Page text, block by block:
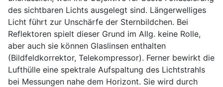
des sichtbaren Lichts ausgelegt sind. Längerwelliges
Licht führt zur Unschärfe der Sternbildchen. Bei
Reflektoren spielt dieser Grund im Allg. keine Rolle,
aber auch sie können Glaslinsen enthalten
(Bildfeldkorrektor, Telekompressor). Ferner bewirkt die
Lufthülle eine spektrale Aufspaltung des Lichtstrahls
bei Messungen nahe dem Horizont. Sie wird durch